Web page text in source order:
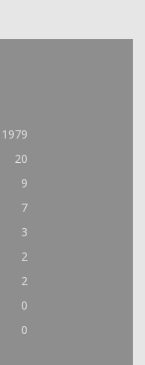
1979
20
9
7
3
2
2
0
0